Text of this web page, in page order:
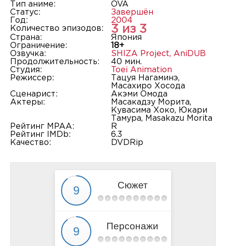
Тип аниме:
OVA
Статус:
Завершён
Год:
2004
Количество эпизодов:
3 из 3
Страна:
Япония
Ограничение:
18+
Озвучка:
SHIZA Project, AniDUB
Продолжительность:
40 мин.
Студия:
Toei Animation
Режиссер:
Тацуя Нагаминэ,
Масахиро Хосода
Сценарист:
Акэми Омода
Актеры:
Масакадзу Морита,
Кувасима Хоко, Юкари
Тамура, Masakazu Morita
Рейтинг MPAA:
R
Рейтинг IMDb:
6.3
Качество:
DVDRip
Сюжет
Персонажи